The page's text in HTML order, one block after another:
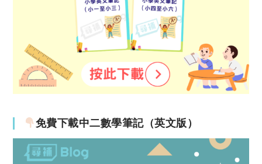
免費下載中二數學筆記（英文版）